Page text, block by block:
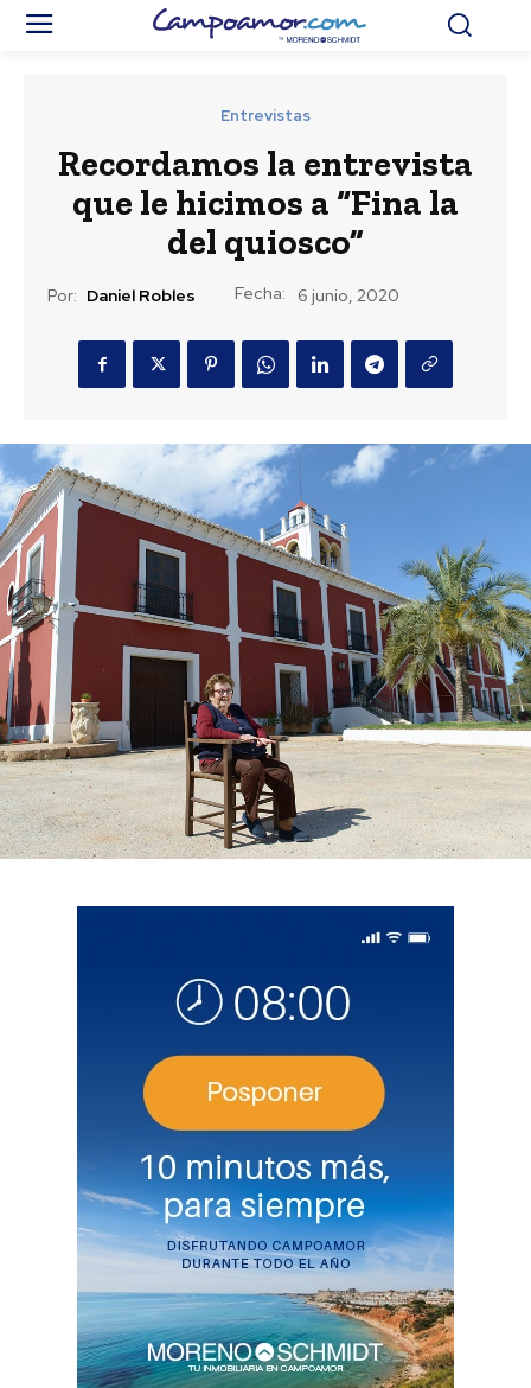
Entrevistas
Recordamos la entrevista
que le hicimos a “Fina la
del quiosco”
Por: Daniel Robles Fecha: 6 junio, 2020